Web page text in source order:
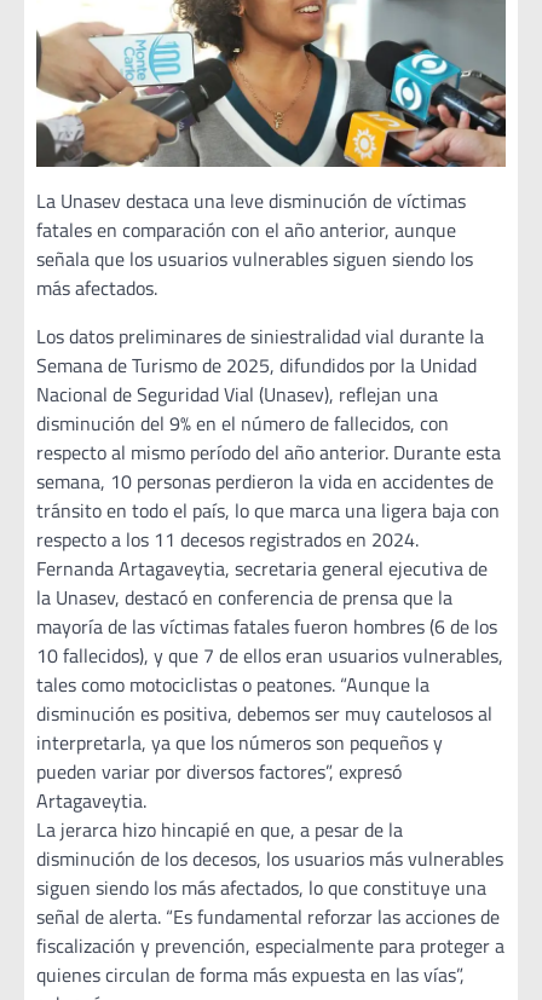
La Unasev destaca una leve disminución de víctimas
fatales en comparación con el año anterior, aunque
señala que los usuarios vulnerables siguen siendo los
más afectados.
Los datos preliminares de siniestralidad vial durante la
Semana de Turismo de 2025, difundidos por la Unidad
Nacional de Seguridad Vial (Unasev), reflejan una
disminución del 9% en el número de fallecidos, con
respecto al mismo período del año anterior. Durante esta
semana, 10 personas perdieron la vida en accidentes de
tránsito en todo el país, lo que marca una ligera baja con
respecto a los 11 decesos registrados en 2024.
Fernanda Artagaveytia, secretaria general ejecutiva de
la Unasev, destacó en conferencia de prensa que la
mayoría de las víctimas fatales fueron hombres (6 de los
10 fallecidos), y que 7 de ellos eran usuarios vulnerables,
tales como motociclistas o peatones. “Aunque la
disminución es positiva, debemos ser muy cautelosos al
interpretarla, ya que los números son pequeños y
pueden variar por diversos factores”, expresó
Artagaveytia.
La jerarca hizo hincapié en que, a pesar de la
disminución de los decesos, los usuarios más vulnerables
siguen siendo los más afectados, lo que constituye una
señal de alerta. “Es fundamental reforzar las acciones de
fiscalización y prevención, especialmente para proteger a
quienes circulan de forma más expuesta en las vías”,